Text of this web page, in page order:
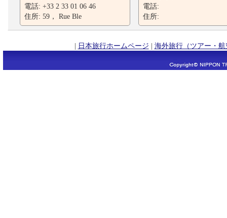
電話: +33 2 33 01 06 46
住所: 59， Rue Ble
電話:
住所:
| 日本旅行ホームページ | 海外旅行（ツアー・航